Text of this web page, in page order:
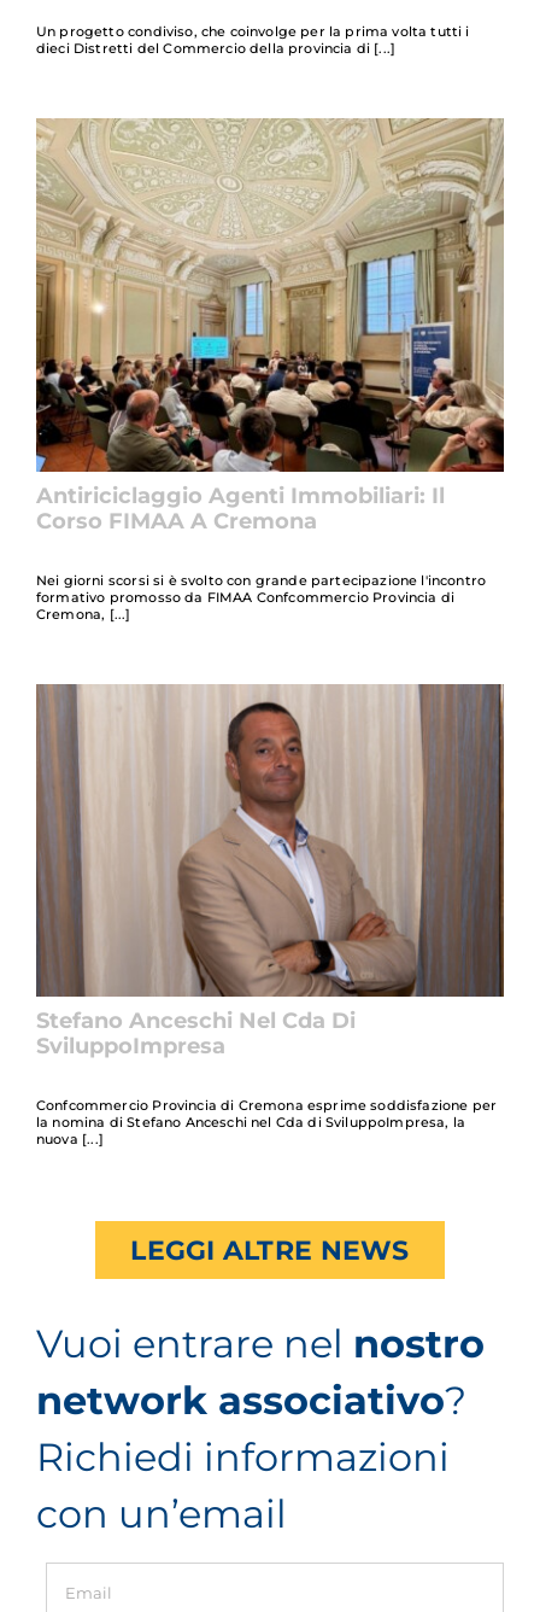
Un progetto condiviso, che coinvolge per la prima volta tutti i
dieci Distretti del Commercio della provincia di
Antiriciclaggio Agenti Immobiliari: Il
Corso FIMAA A Cremona
Nei giorni scorsi si è svolto con grande partecipazione l'incontro
formativo promosso da FIMAA Confcommercio Provincia di
Cremona,
Stefano Anceschi Nel Cda Di
SviluppoImpresa
Confcommercio Provincia di Cremona esprime soddisfazione per
la nomina di Stefano Anceschi nel Cda di SviluppoImpresa, la
nuova
LEGGI ALTRE NEWS
Vuoi entrare nel nostro
network associativo?
Richiedi informazioni
con un’email